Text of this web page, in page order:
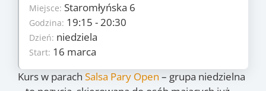
Miejsce: Staromłyńska 6
Godzina: 19:15 - 20:30
Dzień: niedziela
Start: 16 marca
Ilość zajęć:6
Cena:235 PLN/os
Dzień: niedziela
Start: 16 marca
Koniec:11 maja
Kurs w parach Salsa Pary Open – grupa niedzielna